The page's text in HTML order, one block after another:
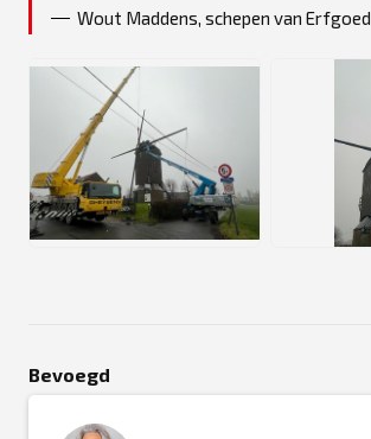
Wout Maddens, schepen van Erfgoed
JPG
Bevoegd